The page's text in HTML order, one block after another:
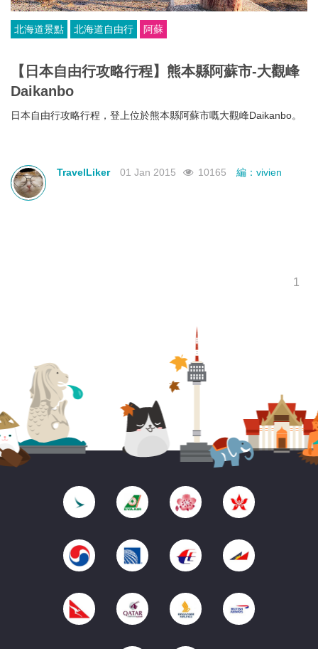
北海道景點 北海道自由行 阿蘇
【日本自由行攻略行程】熊本縣阿蘇市-大觀峰
Daikanbo
日本自由行攻略行程，登上位於熊本縣阿蘇市嘅大觀峰Daikanbo。
TravelLiker 01 Jan 2015 10165 編：vivien
1